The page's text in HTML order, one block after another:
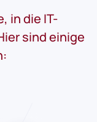
in die IT-
sind einige